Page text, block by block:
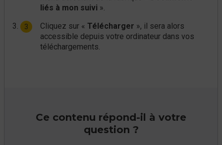
liés à mon suivi ».
Cliquez sur « Télécharger », il sera alors
accessible depuis votre ordinateur dans vos
téléchargements.
Ce contenu répond-il à votre
question ?